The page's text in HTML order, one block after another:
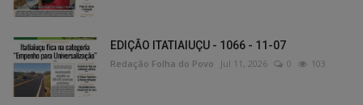
EDIÇÃO ITATIAIUÇU - 1066 - 11-07
Redação Folha do Povo Jul 11, 2026 0 103